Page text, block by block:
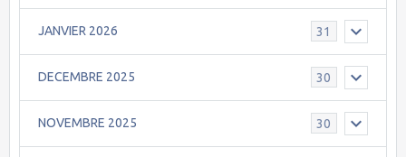
JANVIER 2026 31
DECEMBRE 2025 30
NOVEMBRE 2025 30